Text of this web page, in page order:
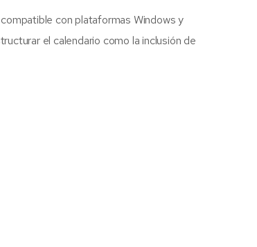
con plataformas Windows y
el calendario como la inclusión de